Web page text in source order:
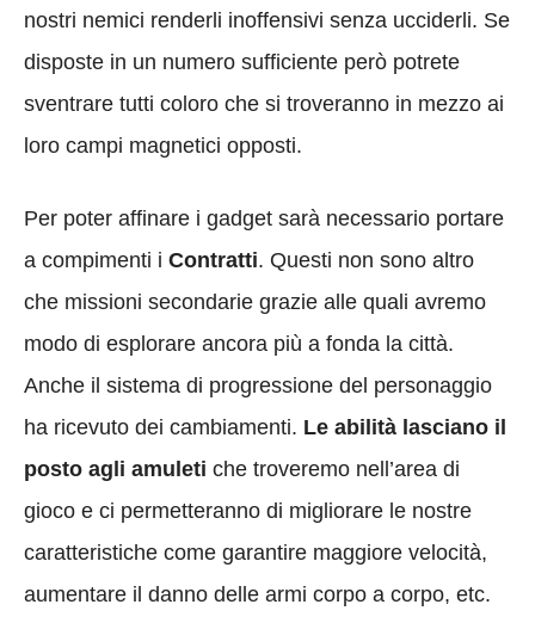
nostri nemici renderli inoffensivi senza ucciderli. Se
disposte in un numero sufficiente però potrete
sventrare tutti coloro che si troveranno in mezzo ai
loro campi magnetici opposti.
Per poter affinare i gadget sarà necessario portare
a compimenti i Contratti. Questi non sono altro
che missioni secondarie grazie alle quali avremo
modo di esplorare ancora più a fonda la città.
Anche il sistema di progressione del personaggio
ha ricevuto dei cambiamenti. Le abilità lasciano il
posto agli amuleti che troveremo nell’area di
gioco e ci permetteranno di migliorare le nostre
caratteristiche come garantire maggiore velocità,
aumentare il danno delle armi corpo a corpo, etc.